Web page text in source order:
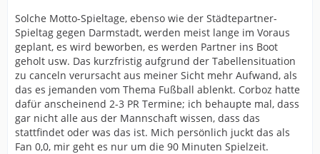
Solche Motto-Spieltage, ebenso wie der Städtepartner-
Spieltag gegen Darmstadt, werden meist lange im Voraus
geplant, es wird beworben, es werden Partner ins Boot
geholt usw. Das kurzfristig aufgrund der Tabellensituation
zu canceln verursacht aus meiner Sicht mehr Aufwand, als
das es jemanden vom Thema Fußball ablenkt. Corboz hatte
dafür anscheinend 2-3 PR Termine; ich behaupte mal, dass
gar nicht alle aus der Mannschaft wissen, dass das
stattfindet oder was das ist. Mich persönlich juckt das als
Fan 0,0, mir geht es nur um die 90 Minuten Spielzeit.